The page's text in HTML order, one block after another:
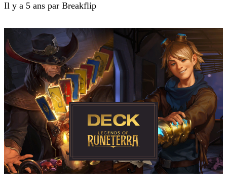
Il y a 5 ans par Breakflip